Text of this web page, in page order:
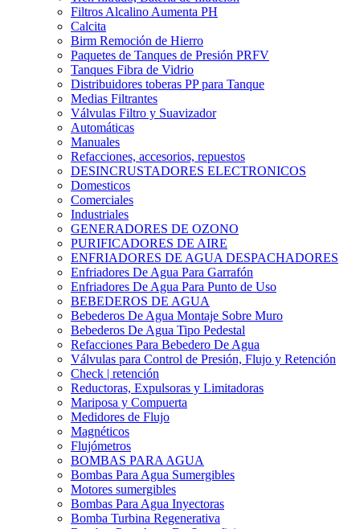
Filtros Alcalino Aumenta PH
Calcita
Birm Remoción de Hierro
Paquetes de Tanques de Presión PRFV
Tanques Fibra de Vidrio
Distribuidores toberas PP para Tanque
Medias Filtrantes
Válvulas Filtro y Suavizador
Automáticas
Manuales
Refacciones, accesorios, repuestos
DESINCRUSTADORES ELECTRONICOS
Domesticos
Comerciales
Industriales
GENERADORES DE OZONO
PURIFICADORES DE AIRE
ENFRIADORES DE AGUA DESPACHADORES
Enfriadores De Agua Para Garrafón
Enfriadores De Agua Para Punto de Uso
BEBEDEROS DE AGUA
Bebederos De Agua Montaje Sobre Muro
Bebederos De Agua Tipo Pedestal
Refacciones Para Bebedero De Agua
Válvulas para Control de Presión, Flujo y Retención
Check | retención
Reductoras, Expulsoras y Limitadoras
Mariposa y Compuerta
Medidores de Flujo
Magnéticos
Flujómetros
BOMBAS PARA AGUA
Bombas Para Agua Sumergibles
Motores sumergibles
Bombas Para Agua Inyectoras
Bomba Turbina Regenerativa